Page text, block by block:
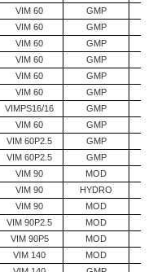
VIM 60
GMP
VIM 60
GMP
VIM 60
GMP
VIM 60
GMP
VIM 60
GMP
VIM 60
GMP
VIMPS16/16
GMP
VIM 60
GMP
VIM 60P2.5
GMP
VIM 60P2.5
GMP
VIM 90
MOD
VIM 90
HYDRO
VIM 90
MOD
VIM 90P2.5
MOD
VIM 90P5
MOD
VIM 140
MOD